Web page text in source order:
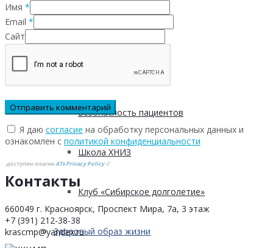
ХОБЛ
Безопасность пациентов
Школа ХНИЗ
Клуб «Сибирское долголетие»
Здоровый образ жизни
Имя *
Email *
Сайт
Я даю согласие на обработку персональных данных и
ознакомлен с политикой конфиденциальности
доступен плагинATs Privacy Policy©
Контакты
660049 г. Красноярск, Проспект Мира, 7а, 3 этаж
+7 (391) 212-38-38
krascmp@yandex.ru